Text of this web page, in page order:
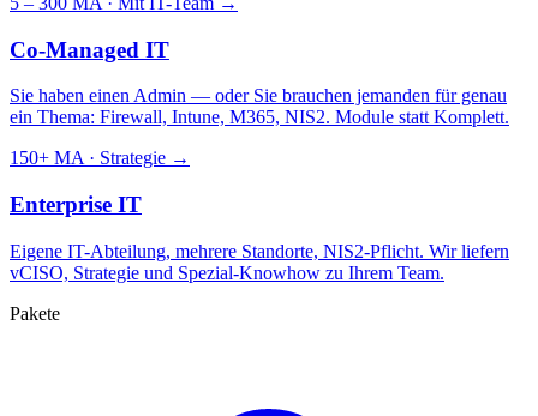
Co-Managed IT
Sie haben einen Admin — oder Sie brauchen jemanden für genau
ein Thema: Firewall, Intune, M365, NIS2. Module statt Komplett.
150+ MA · Strategie →
Enterprise IT
Eigene IT-Abteilung, mehrere Standorte, NIS2-Pflicht. Wir liefern
vCISO, Strategie und Spezial-Knowhow zu Ihrem Team.
Pakete